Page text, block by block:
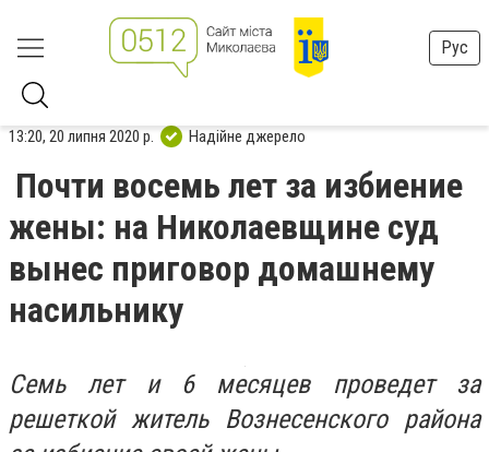
Рус
13:20, 20 липня 2020 р. Надійне джерело
Почти восемь лет за избиение
жены: на Николаевщине суд
вынес приговор домашнему
насильнику
Семь лет и 6 месяцев проведет за
решеткой житель Вознесенского района